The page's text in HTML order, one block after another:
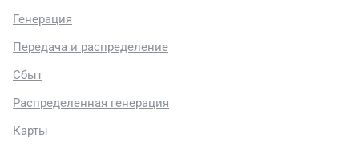
Генерация
Передача и распределение
Сбыт
Распределенная генерация
Карты